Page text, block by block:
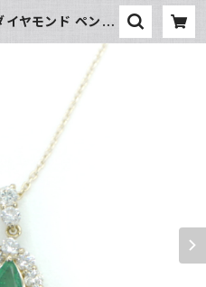
ヤモンド ペンダ
店 前橋三俣店